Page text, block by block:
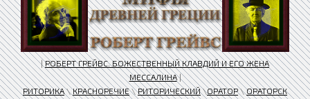
|РОБЕРТ ГРЕЙВС. БОЖЕСТВЕННЫЙ КЛАВДИЙ И ЕГО ЖЕНА
МЕССАЛИНА|
РИТОРИКА\КРАСНОРЕЧИЕ\РИТОРИЧЕСКИЙ\ОРАТОР\ОРАТОРСК